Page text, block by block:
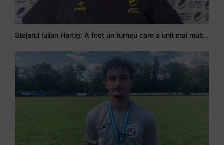
Stejarul Iulian Hartig: A fost un turneu care a unit mai mult echipa